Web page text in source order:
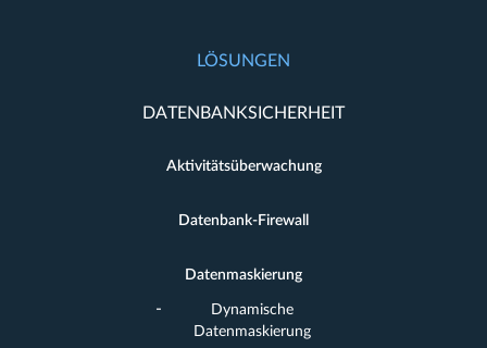
LÖSUNGEN
DATENBANKSICHERHEIT
Aktivitätsüberwachung
Datenbank-Firewall
Datenmaskierung
Dynamische
Datenmaskierung